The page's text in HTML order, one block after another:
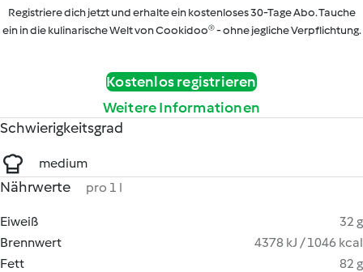
Registriere dich jetzt und erhalte ein kostenloses 30-Tage Abo. Tauche
ein in die kulinarische Welt von Cookidoo® - ohne jegliche Verpflichtung.
Kostenlos registrieren
Weitere Informationen
Schwierigkeitsgrad
medium
Nährwerte pro 1 l
Eiweiß
32 g
Brennwert
4378 kJ / 1046 kcal
Fett
82 g